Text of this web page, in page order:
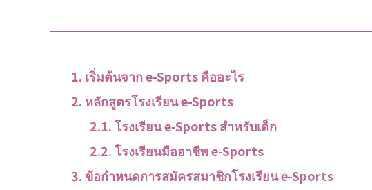
เริ่มต้นจาก e-Sports คืออะไร
หลักสูตรโรงเรียน e-Sports
โรงเรียน e-Sports สำหรับเด็ก
โรงเรียนมืออาชีพ e-Sports
ข้อกำหนดการสมัครสมาชิกโรงเรียน e-Sports